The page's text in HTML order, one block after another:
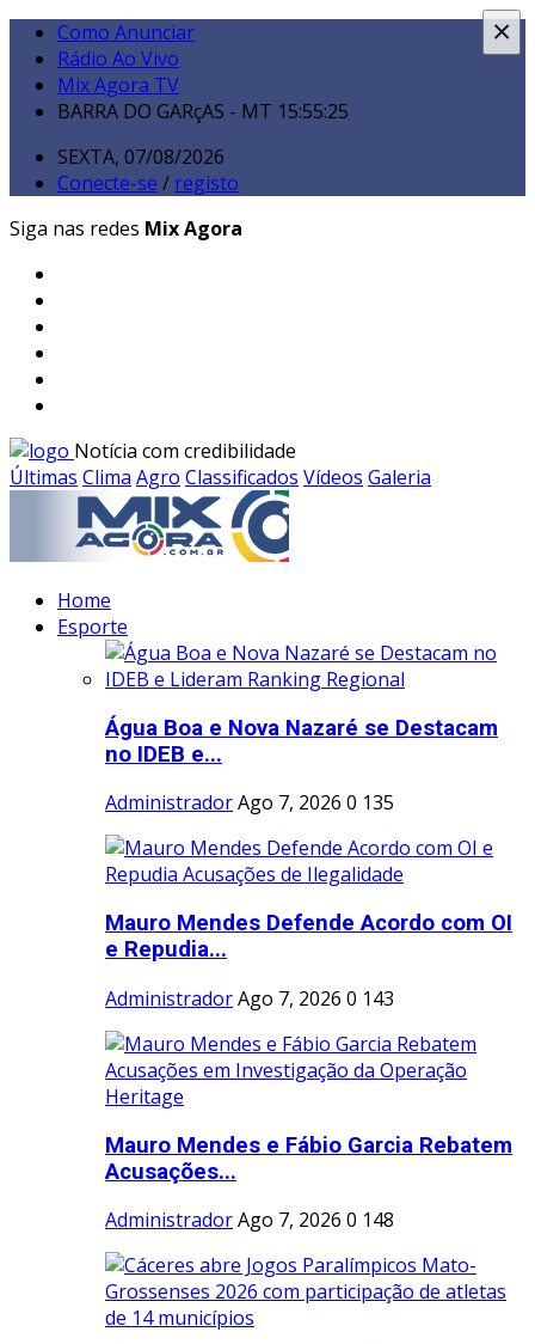
Como Anunciar
Rádio Ao Vivo
Mix Agora TV
BARRA DO GARçAS - MT 15:55:27
SEXTA, 07/08/2026
Conecte-se / registo
Siga nas redes Mix Agora
Notícia com credibilidade
Últimas Clima Agro Classificados Vídeos Galeria
Home
Esporte
Água Boa e Nova Nazaré se Destacam
no IDEB e...
AdministradorAgo 7, 2026 0 135
Mauro Mendes Defende Acordo com OI
e Repudia...
AdministradorAgo 7, 2026 0 143
Mauro Mendes e Fábio Garcia Rebatem
Acusações...
AdministradorAgo 7, 2026 0 148
×